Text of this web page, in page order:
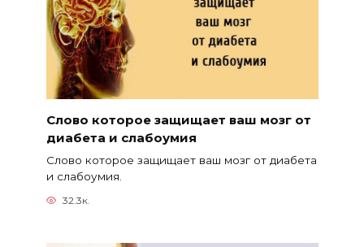
Слово которое защищает ваш мозг от
диабета и слабоумия
Слово которое защищает ваш мозг от диабета
и слабоумия.
32.3к.